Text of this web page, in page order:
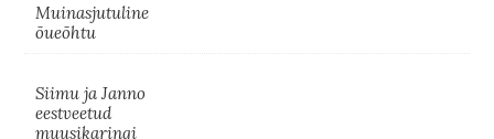
Muinasjutuline
õueõhtu
Siimu ja Janno
eestveetud
muusikaringi